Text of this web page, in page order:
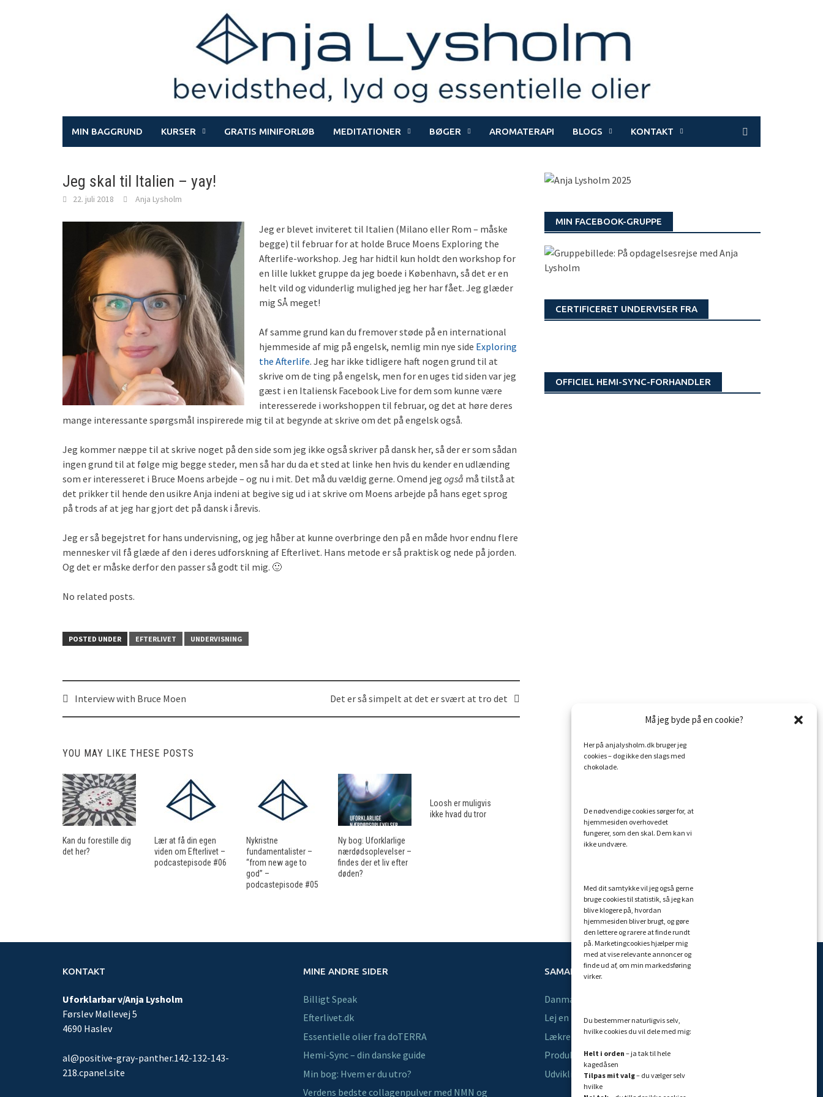
Må jeg byde på en cookie?
Her på anjalysholm.dk bruger jeg
cookies – dog ikke den slags med
chokolade.
De nødvendige cookies sørger for, at
hjemmesiden overhovedet
fungerer, som den skal. Dem kan vi
ikke undvære.
Med dit samtykke vil jeg også gerne
bruge cookies til statistik, så jeg kan
blive klogere på, hvordan
hjemmesiden bliver brugt, og gøre
den lettere og rarere at finde rundt
på. Marketingcookies hjælper mig
med at vise relevante annoncer og
finde ud af, om min markedsføring
virker.
Du bestemmer naturligvis selv,
hvilke cookies du vil dele med mig:
Helt i orden – ja tak til hele
kagedåsen
Tilpas mit valg– du vælger selv
hvilke
MIN BAGGRUND KURSER GRATIS MINIFORLØB MEDITATIONER BØGER AROMATERAPI BLOGS KONTAKT
Jeg skal til Italien – yay!
22. juli 2018 Anja Lysholm
Jeg er blevet inviteret til Italien (Milano eller Rom – måske
begge) til februar for at holde Bruce Moens Exploring the
Afterlife-workshop. Jeg har hidtil kun holdt den workshop for
en lille lukket gruppe da jeg boede i København, så det er en
helt vild og vidunderlig mulighed jeg her har fået. Jeg glæder
mig SÅ meget!
Af samme grund kan du fremover støde på en international
hjemmeside af mig på engelsk, nemlig min nye side Exploring
the Afterlife. Jeg har ikke tidligere haft nogen grund til at
skrive om de ting på engelsk, men for en uges tid siden var jeg
gæst i en Italiensk Facebook Live for dem som kunne være
interesserede i workshoppen til februar, og det at høre deres
mange interessante spørgsmål inspirerede mig til at begynde at skrive om det på engelsk også.
Jeg kommer næppe til at skrive noget på den side som jeg ikke også skriver på dansk her, så der er som sådan
ingen grund til at følge mig begge steder, men så har du da et sted at linke hen hvis du kender en udlænding
som er interesseret i Bruce Moens arbejde – og nu i mit. Det må du vældig gerne. Omend jeg også må tilstå at
det prikker til hende den usikre Anja indeni at begive sig ud i at skrive om Moens arbejde på hans eget sprog
på trods af at jeg har gjort det på dansk i årevis.
Jeg er så begejstret for hans undervisning, og jeg håber at kunne overbringe den på en måde hvor endnu flere
mennesker vil få glæde af den i deres udforskning af Efterlivet. Hans metode er så praktisk og nede på jorden.
Og det er måske derfor den passer så godt til mig. 🙂
No related posts.
POSTED UNDER EFTERLIVET UNDERVISNING
Interview with Bruce Moen Det er så simpelt at det er svært at tro det
YOU MAY LIKE THESE POSTS
Kan du forestille dig
det her?
Lær at få din egen
viden om Efterlivet –
podcastepisode #06
Nykristne
fundamentalister –
“from new age to
god” –
podcastepisode #05
Ny bog: Uforklarlige
nærdødsoplevelser –
findes der et liv efter
døden?
Loosh er muligvis
ikke hvad du tror
MIN FACEBOOK-GRUPPE
CERTIFICERET UNDERVISER FRA
OFFICIEL HEMI-SYNC-FORHANDLER
KONTAKT
Uforklarbar v/Anja Lysholm
Førslev Møllevej 5
4690 Haslev
al@positive-gray-panther.142-132-143-
218.cpanel.site
MINE ANDRE SIDER
Billigt Speak
Efterlivet.dk
Essentielle olier fra doTERRA
Hemi-Sync – din danske guide
Min bog: Hvem er du utro?
Verdens bedste collagenpulver med NMN og
SAMARBEJDSPARTNERE JEG ANBEFALER
Danmarks bedste astrolog
Lej en bogholder
Lækre malerier af Birgitte Gyrd
Produktion, mix, mastering
Udvikling af software